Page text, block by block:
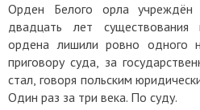
Орден Белого орла
двадцать лет
ордена лишили ровно одного
приговору суда, за
стал, говоря польским
Один раз за три века. По суду.